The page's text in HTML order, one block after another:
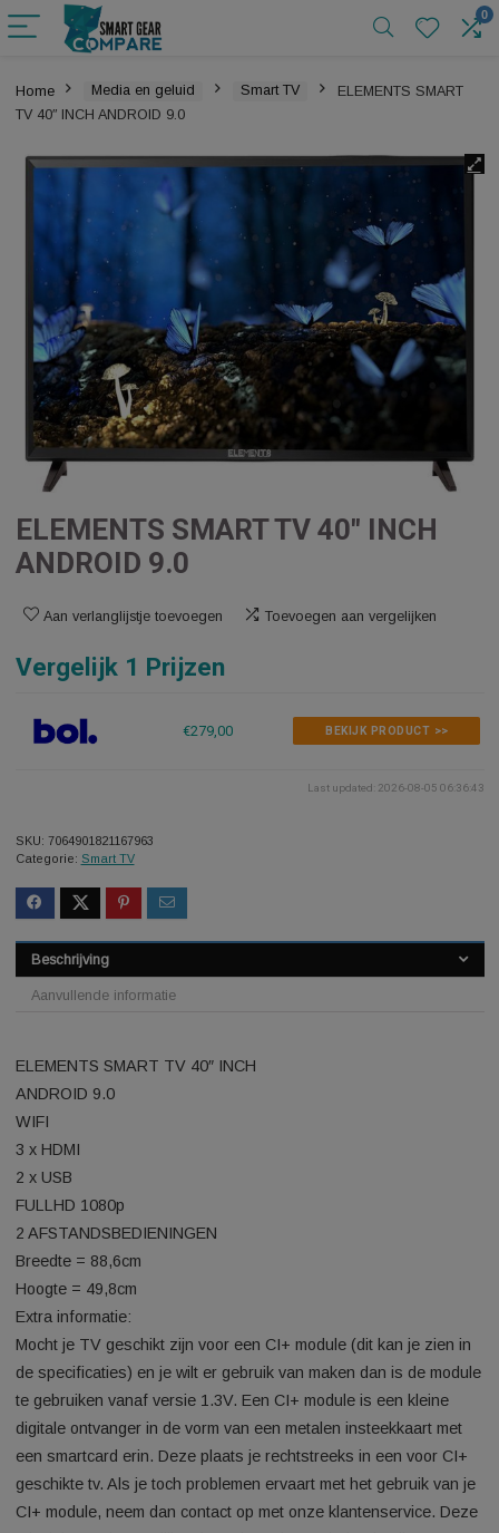
Home Media en geluid Smart TV
ELEMENTS
ANDROID 9.0
Aan verlanglijstje toevoegen
Vergelijk 1 Prijzen
Categorie:Smart TV
Beschrijving
ELEMENTS SMART TV 40″ INCH
ANDROID 9.0
2 x USB
FULLHD 1080p
2 AFSTANDSBEDIENINGEN
Breedte = 88,6cm
Hoogte = 49,8cm
Extra informatie:
Mocht je TV geschikt zijn voor een CI+ module (dit kan je
de specificaties) en je wilt er gebruik van maken dan is de